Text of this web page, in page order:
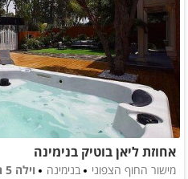
אחוזת ליאן בוטיק בנימינה
מישור החוף הצפוני בנימינה
וילה 5 חדרים